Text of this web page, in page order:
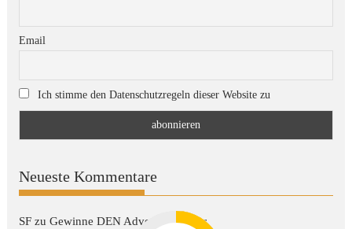
Email
Ich stimme den Datenschutzregeln dieser Website zu
Neueste Kommentare
SF zuGewinne DEN Adventskalender